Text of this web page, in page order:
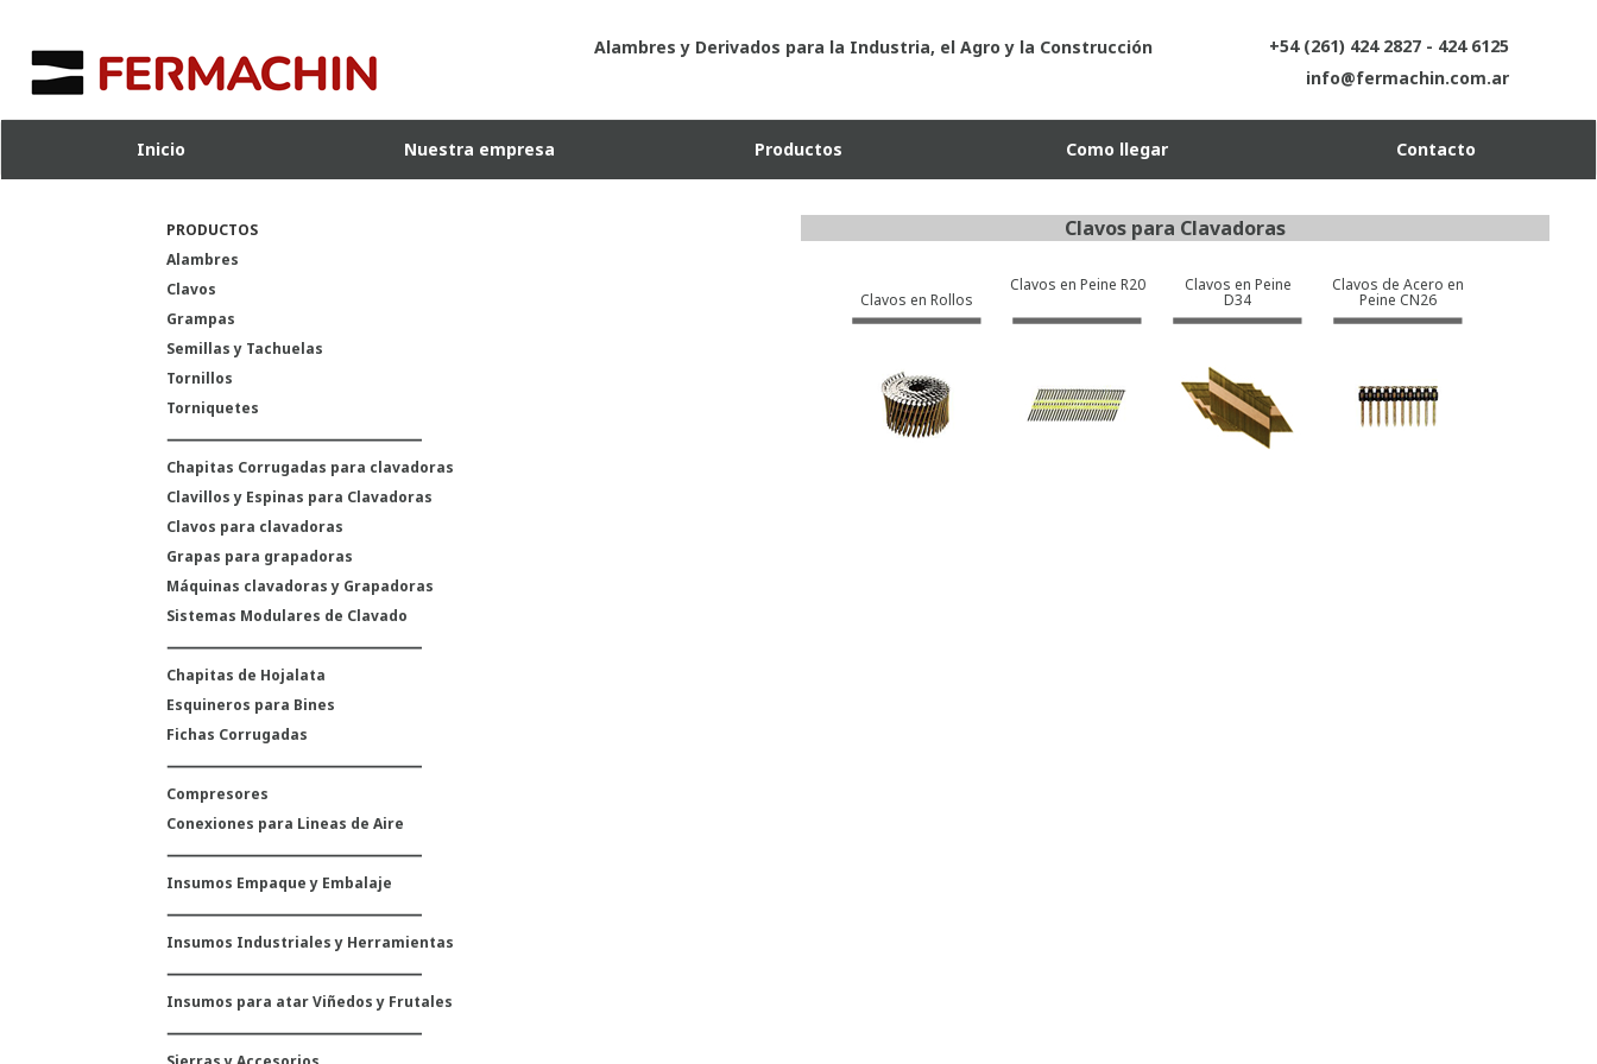
Alambres y Derivados para la Industria, el Agro y la Construcción
+54 (261) 424 2827 - 424 6125
info@fermachin.com.ar
Inicio Nuestra empresa Productos Como llegar Contacto
PRODUCTOS
Alambres
Clavos
Grampas
Semillas y Tachuelas
Tornillos
Torniquetes
Chapitas Corrugadas para clavadoras
Clavillos y Espinas para Clavadoras
Clavos para clavadoras
Grapas para grapadoras
Máquinas clavadoras y Grapadoras
Sistemas Modulares de Clavado
Chapitas de Hojalata
Esquineros para Bines
Fichas Corrugadas
Compresores
Conexiones para Lineas de Aire
Insumos Empaque y Embalaje
Insumos Industriales y Herramientas
Insumos para atar Viñedos y Frutales
Clavos para Clavadoras
Clavos en Rollos
Clavos en Peine R20 Clavos en Peine
D34
Clavos de Acero en
Peine CN26